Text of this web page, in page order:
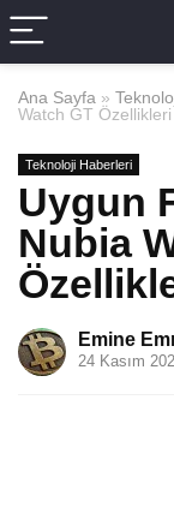
Ana Sayfa »
Watch GT Özellikleri
Teknoloji Haberleri
Uygun
Nubia
Emine
24 Kasım